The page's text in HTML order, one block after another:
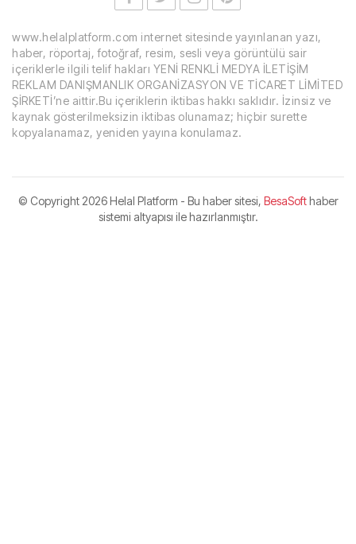
www.helalplatform.com internet sitesinde yayınlanan yazı,
haber, röportaj, fotoğraf, resim, sesli veya görüntülü sair
içeriklerle ilgili telif hakları YENİ RENKLİ MEDYA İLETİŞİM
REKLAM DANIŞMANLIK ORGANİZASYON VE TİCARET LİMİTED
ŞİRKETİ’ne aittir.Bu içeriklerin iktibas hakkı saklıdır. İzinsiz ve
kaynak gösterilmeksizin iktibas olunamaz; hiçbir surette
kopyalanamaz, yeniden yayına konulamaz.
© Copyright2026 Helal Platform - Bu haber sitesi, BesaSofthaber
sistemi altyapısı ile hazırlanmıştır.